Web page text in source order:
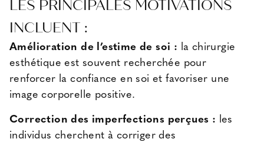
LES PRINCIPALES MOTIVATIONS
INCLUENT :
Amélioration de l’estime de soi : la chirurgie
esthétique est souvent recherchée pour
renforcer la confiance en soi et favoriser une
image corporelle positive.
Correction des imperfections perçues : les
individus cherchent à corriger des